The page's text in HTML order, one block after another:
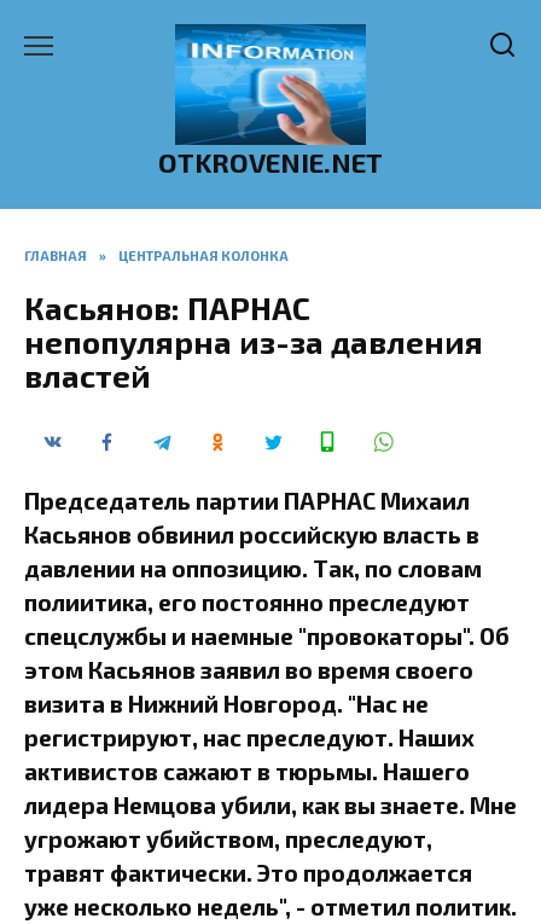
OTKROVENIE.NET
ГЛАВНАЯ » ЦЕНТРАЛЬНАЯ КОЛОНКА
Касьянов: ПАРНАС
непопулярна из-за давления
властей
Председатель партии ПАРНАС Михаил
Касьянов обвинил российскую власть в
давлении на оппозицию. Так, по словам
полиитика, его постоянно преследуют
спецслужбы и наемные "провокаторы". Об
этом Касьянов заявил во время своего
визита в Нижний Новгород. "Нас не
регистрируют, нас преследуют. Наших
активистов сажают в тюрьмы. Нашего
лидера Немцова убили, как вы знаете. Мне
угрожают убийством, преследуют,
травят фактически. Это продолжается
уже несколько недель", - отметил политик.